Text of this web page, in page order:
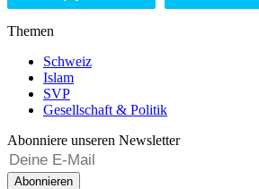
Themen
Schweiz
Islam
SVP
Gesellschaft & Politik
Abonniere unseren Newsletter
Abonnieren